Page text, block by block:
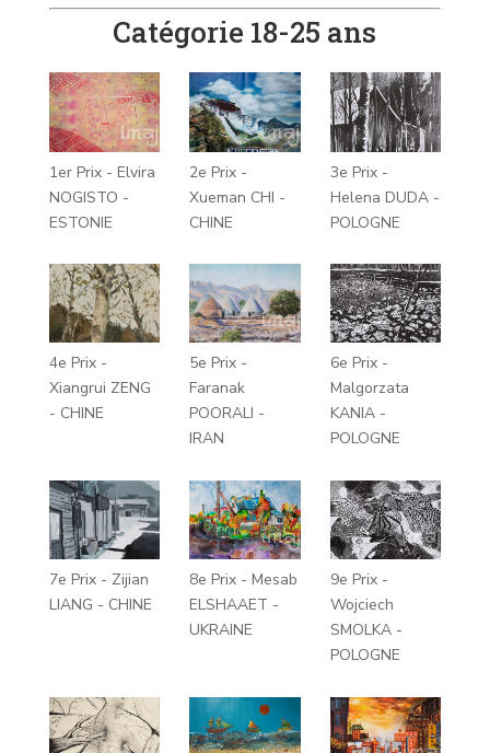
Catégorie 18-25 ans
1er Prix - Elvira
NOGISTO -
ESTONIE
2e Prix -
Xueman CHI -
CHINE
3e Prix -
Helena DUDA -
POLOGNE
4e Prix -
Xiangrui ZENG
- CHINE
5e Prix -
Faranak
POORALI -
IRAN
6e Prix -
Malgorzata
KANIA -
POLOGNE
7e Prix - Zijian
LIANG - CHINE
8e Prix - Mesab
ELSHAAET -
UKRAINE
9e Prix -
Wojciech
SMOLKA -
POLOGNE